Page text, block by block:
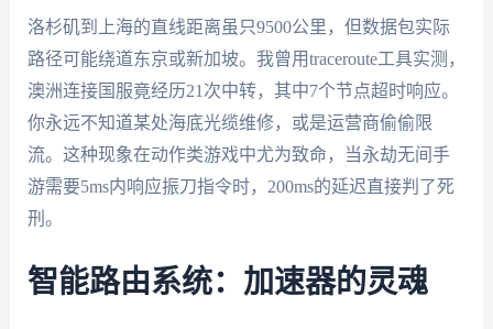
洛杉矶到上海的直线距离虽只9500公里，但数据包实际
路径可能绕道东京或新加坡。我曾用traceroute工具实测，
澳洲连接国服竟经历21次中转，其中7个节点超时响应。
你永远不知道某处海底光缆维修，或是运营商偷偷限
流。这种现象在动作类游戏中尤为致命，当永劫无间手
游需要5ms内响应振刀指令时，200ms的延迟直接判了死
刑。
智能路由系统：加速器的灵魂